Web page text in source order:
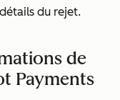
du rejet.
de
Payments